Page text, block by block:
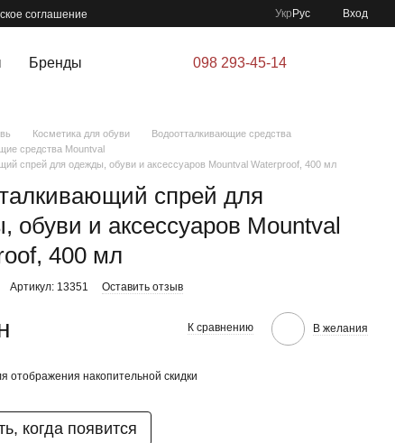
соглашение Укр Рус Вход
Бренды 098 293-45-14
Косметика для обуви
Водоотталкивающие средства
средства Mountval
спрей для одежды, обуви и аксессуаров Mountval Waterproof, 400 мл
спрей для
обуви и аксессуаров Mountval
400 мл
Артикул: 13351 Оставить отзыв
К сравнению В желания
отображения накопительной скидки
когда появится